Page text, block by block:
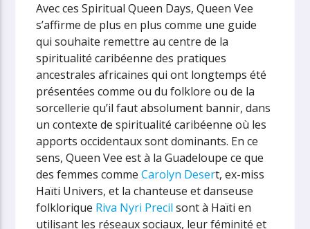
Avec ces Spiritual Queen Days, Queen Vee
s’affirme de plus en plus comme une guide
qui souhaite remettre au centre de la
spiritualité caribéenne des pratiques
ancestrales africaines qui ont longtemps été
présentées comme ou du folklore ou de la
sorcellerie qu’il faut absolument bannir, dans
un contexte de spiritualité caribéenne où les
apports occidentaux sont dominants. En ce
sens, Queen Vee est à la Guadeloupe ce que
des femmes commeCarolyn Desert, ex-miss
Haïti Univers, et la chanteuse et danseuse
folklorique Riva Nyri Precil sont à Haïti en
utilisant les réseaux sociaux, leur féminité et